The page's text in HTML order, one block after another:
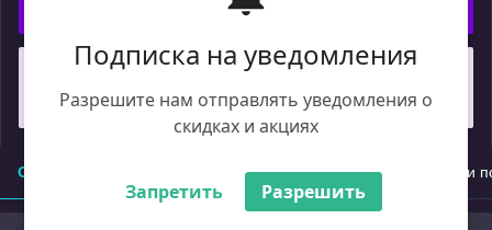
Подписка на уведомления
Разрешите нам отправлять уведомления о
скидках и акциях
Запретить Разрешить
Купити з
Що таке купити з Пром?
Замовлення під захистом
Опис Доставка Оплата Умови